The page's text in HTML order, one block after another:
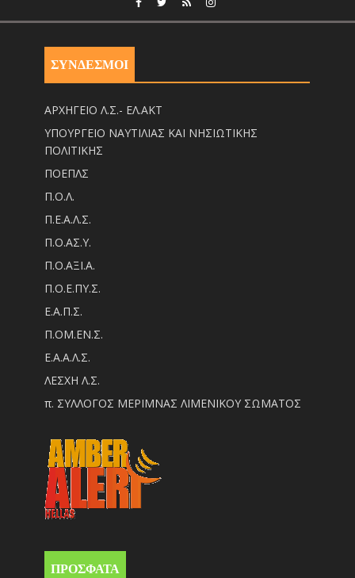
ΣΥΝΔΕΣΜΟΙ
ΑΡΧΗΓΕΙΟ Λ.Σ.- ΕΛ.ΑΚΤ
ΥΠΟΥΡΓΕΙΟ ΝΑΥΤΙΛΙΑΣ ΚΑΙ ΝΗΣΙΩΤΙΚΗΣ
ΠΟΛΙΤΙΚΗΣ
ΠΟΕΠΛΣ
Π.Ο.Λ.
Π.Ε.Α.Λ.Σ.
Π.Ο.ΑΣ.Υ.
Π.Ο.ΑΞΙ.Α.
Π.Ο.Ε.ΠΥ.Σ.
Ε.Α.Π.Σ.
Π.ΟM.EN.Σ.
Ε.Α.Α.Λ.Σ.
ΛΕΣΧΗ Λ.Σ.
π. ΣΥΛΛΟΓΟΣ ΜΕΡΙΜΝΑΣ ΛΙΜΕΝΙΚΟΥ ΣΩΜΑΤΟΣ
ΠΡΟΣΦΑΤΑ